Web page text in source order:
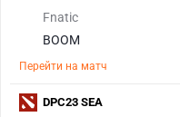
Fnatic
BOOM
Перейти на матч
DPC23 SEA